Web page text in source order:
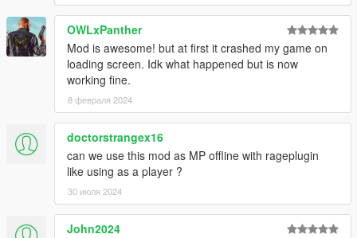
OWLxPanther
Mod is awesome! but at first it crashed my game on
loading screen. Idk what happened but is now
working fine.
8 февраля 2024
doctorstrangex16
can we use this mod as MP offline with rageplugin
like using as a player ?
30 июля 2024
John2024